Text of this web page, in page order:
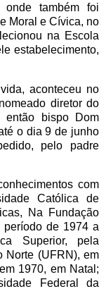
onde também foi
Moral e Cívica, no
na Escola
estabelecimento,
aconteceu no
diretor do
então bispo Dom
o dia 9 de junho
pelo padre
com
Católica de
Na Fundação
período de 1974 a
Superior, pela
Norte (UFRN), em
1970, em Natal;
Federal da